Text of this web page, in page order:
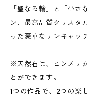
「聖なる輪」と「小
ン、最高品質クリスタ
った豪華なサンキャッ
※天然石は、ヒンメリ
とができます。
1つの作品で、2つの楽